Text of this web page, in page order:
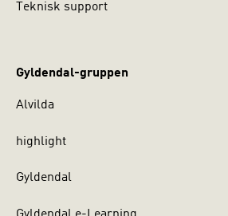
Teknisk support
Gyldendal-gruppen
Alvilda
highlight
Gyldendal